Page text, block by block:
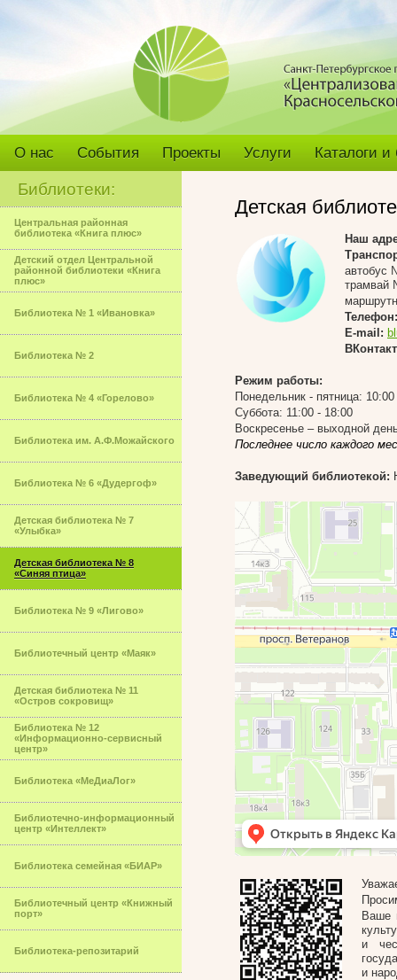
О нас События Проекты Услуги Каталоги
Библиотеки:
Центральная районная
библиотека «Книга плюс»
Детский отдел Центральной
районной библиотеки «Книга
плюс»
Библиотека № 1 «Ивановка»
Библиотека № 2
Библиотека № 4 «Горелово»
Библиотека им. А.Ф.Можайского
Библиотека № 6 «Дудергоф»
Детская библиотека № 7
«Улыбка»
Детская библиотека № 8
«Синяя птица»
Библиотека № 9 «Лигово»
Библиотечный центр «Маяк»
Детская библиотека № 11
«Остров сокровищ»
Библиотека № 12
«Информационно-сервисный
центр»
Библиотека «МеДиаЛог»
Библиотечно-информационный
центр «Интеллект»
Библиотека семейная «БИАР»
Библиотечный центр «Книжный
порт»
Библиотека-репозитарий
Детская
Наш
автобус
трамвай
Телефон:
E-mail:
Режим работы:
Понедельник - пятница:
Суббота: 11:00 - 18:00
Воскресенье – выходной
Последнее число каждого
Заведующий библиотекой:
Ваше
и
и